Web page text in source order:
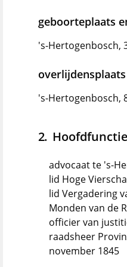
geboorteplaats
's-Hertogenbosch,
's-Hertogenbosch,
advocaat te 's-
lid Hoge
lid Vergadering
Monden van de
officier van
raadsheer
november 1845